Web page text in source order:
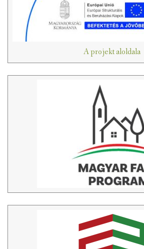
A projekt aloldala